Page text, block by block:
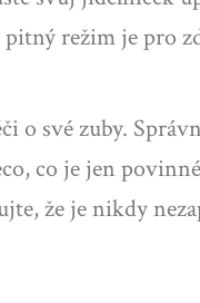
režim je pro
o své zuby.
co je jen
že je nikdy